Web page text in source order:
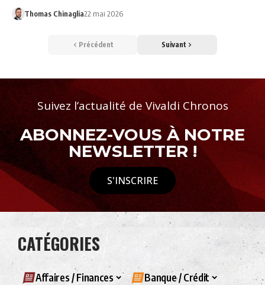
Thomas Chinaglia22 mai 2026
Précédent Suivant
Suivez l’actualité de Vivaldi Chronos
ABONNEZ-VOUS À NOTRE
NEWSLETTER !
S'INSCRIRE
CATÉGORIES
Affaires / Finances Banque / Crédit